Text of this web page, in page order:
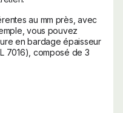
au mm près, avec
vous pouvez
en bardage épaisseur
7016), composé de 3